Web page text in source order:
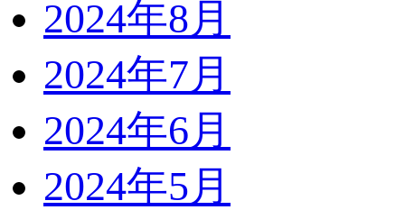
2024年8月
2024年7月
2024年6月
2024年5月